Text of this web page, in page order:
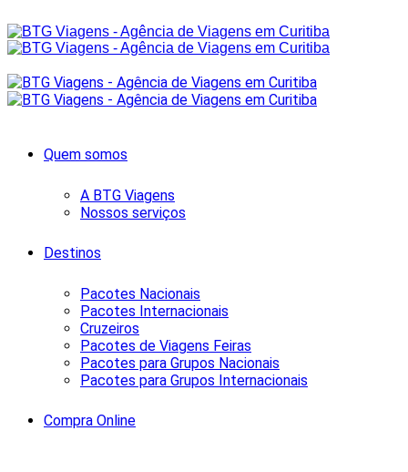
Quem somos
A BTG Viagens
Nossos serviços
Destinos
Pacotes Nacionais
Pacotes Internacionais
Cruzeiros
Pacotes de Viagens Feiras
Pacotes para Grupos Nacionais
Pacotes para Grupos Internacionais
Compra Online